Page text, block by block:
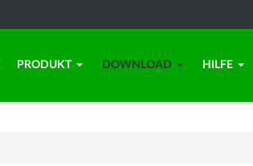
PRODUKT DOWNLOAD HILFE